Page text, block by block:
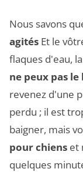
Nous savons
agités Et le
flaques d'eau,
ne peux pas le
revenez d'une
perdu ; il est
baigner, mais
pour chiens et
quelques